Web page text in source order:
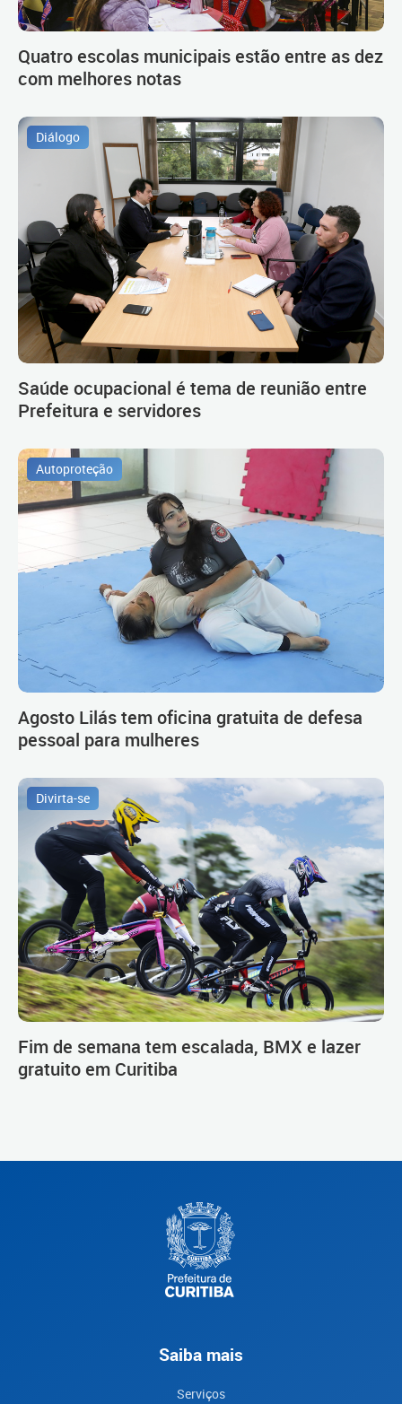
Quatro escolas municipais estão entre as dez
com melhores notas
Diálogo
Saúde ocupacional é tema de reunião entre
Prefeitura e servidores
Autoproteção
Agosto Lilás tem oficina gratuita de defesa
pessoal para mulheres
Divirta-se
Fim de semana tem escalada, BMX e lazer
gratuito em Curitiba
Saiba mais
Serviços